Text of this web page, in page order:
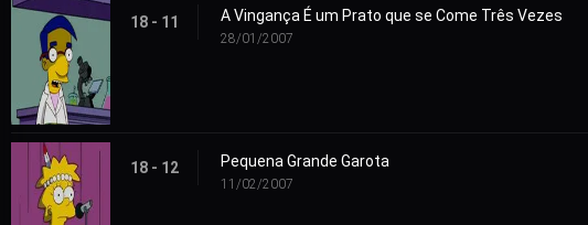
18 - 11 A Vingança É um Prato que se Come Três Vezes
28/01/2007
18 - 12 Pequena Grande Garota
11/02/2007